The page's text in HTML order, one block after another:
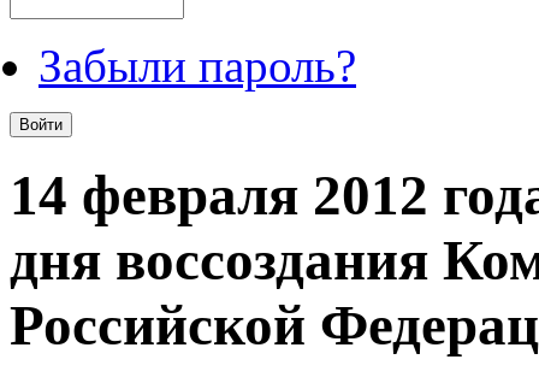
Забыли пароль?
14 февраля 2012
дня воссоздания
Российской